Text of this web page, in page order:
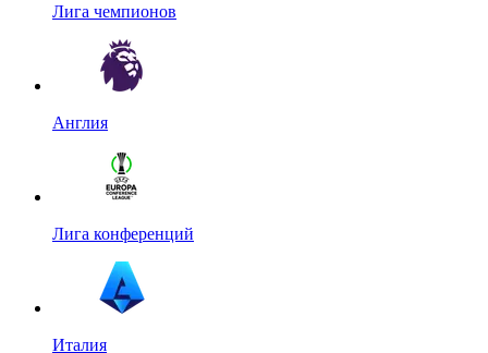
Лига чемпионов
Англия
Лига конференций
Италия